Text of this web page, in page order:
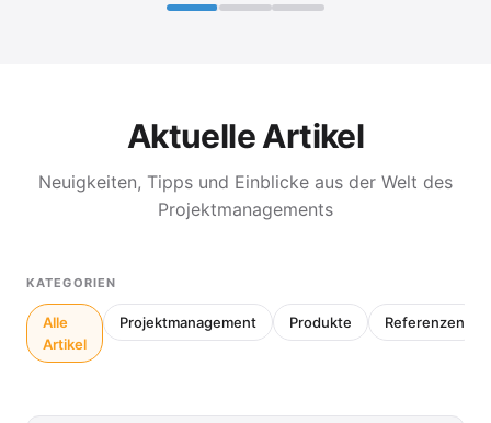
Aktuelle Artikel
Neuigkeiten, Tipps und Einblicke aus der Welt des
Projektmanagements
KATEGORIEN
Alle
Artikel
Projektmanagement Produkte Referenzen